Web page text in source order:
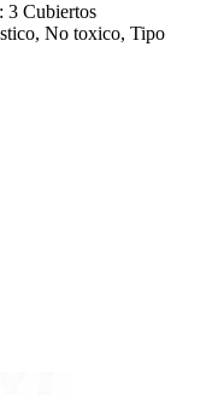
3 Cubiertos
No toxico, Tipo